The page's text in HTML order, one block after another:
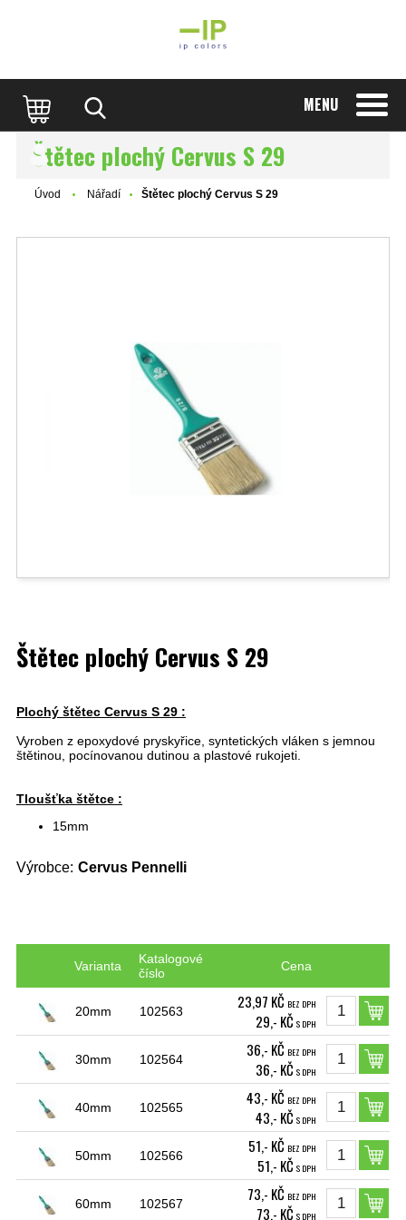
MENU
Štětec plochý Cervus S 29
Úvod Nářadí Štětec plochý Cervus S 29
Štětec plochý Cervus S 29
Plochý štětec Cervus S 29 :
Vyroben z epoxydové pryskyřice, syntetických vláken s jemnou
štětinou, pocínovanou dutinou a plastové rukojeti.
Tloušťka štětce :
15mm
Výrobce: Cervus Pennelli
Varianta
Katalogové
číslo
Cena
20mm 102563 23,97 KČ BEZ DPH
29,- KČ S DPH
30mm 102564 36,- KČ BEZ DPH
36,- KČ S DPH
40mm 102565 43,- KČ BEZ DPH
43,- KČ S DPH
50mm 102566 51,- KČ BEZ DPH
51,- KČ S DPH
60mm 102567 73,- KČ BEZ DPH
73,- KČ S DPH